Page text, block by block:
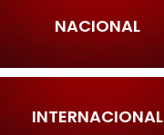
NACIONAL
INTERNACIONAL